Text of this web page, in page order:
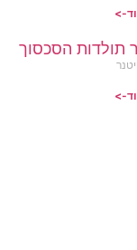
>
תולדות הסכסוך
>